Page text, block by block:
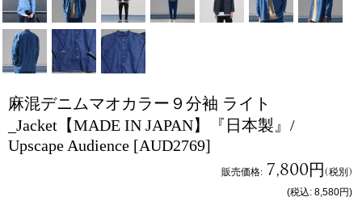
麻混デニムマオカラー９分袖 ライト
_Jacket【MADE IN JAPAN】『日本製』/
Upscape Audience [AUD2769]
販売価格: 7,800円(税別)
(税込: 8,580円)